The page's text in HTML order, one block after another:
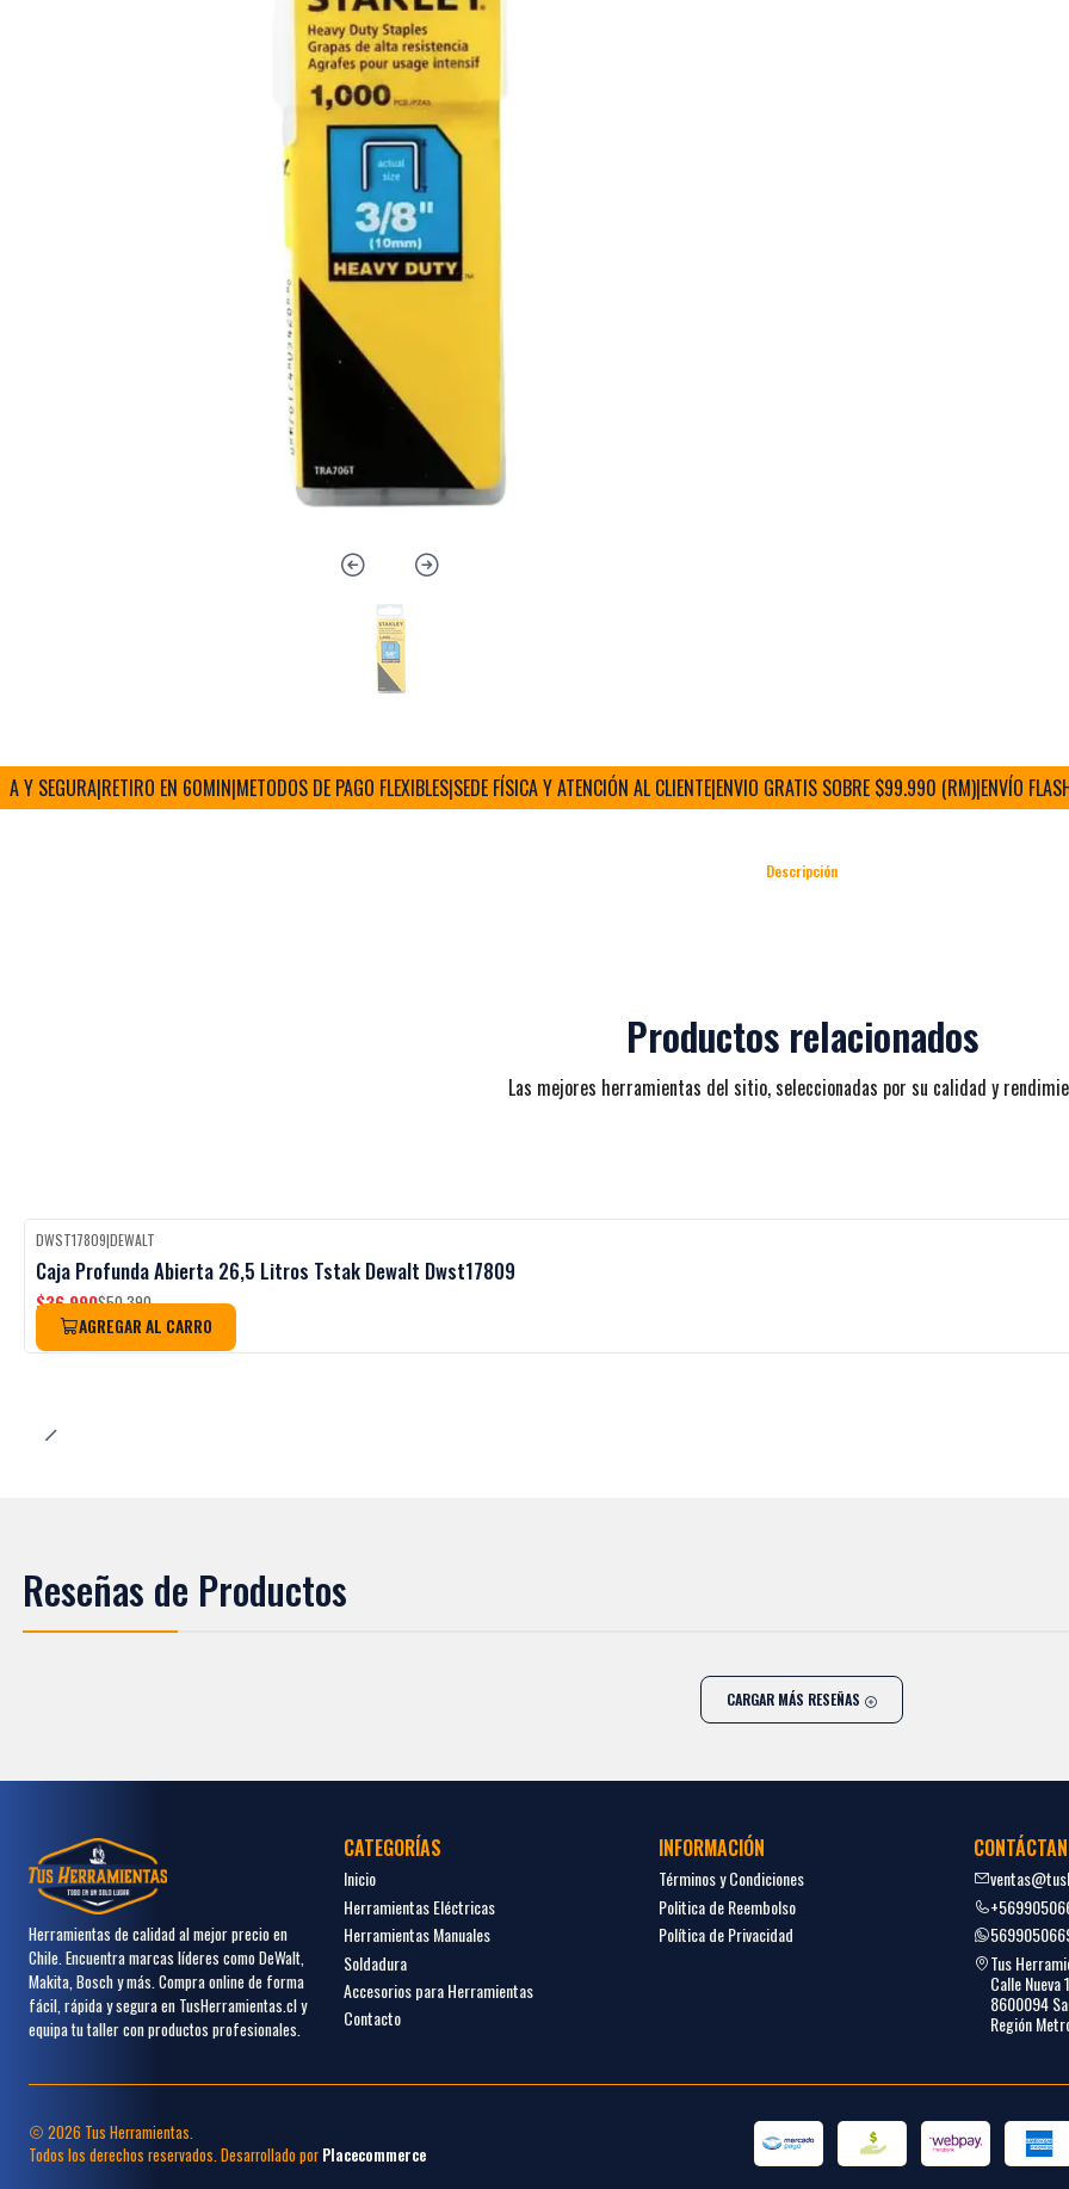
|RETIRO EN 60MIN|METODOS DE PAGO FLEXIBLES|SEDE FÍSICA Y ATENCIÓN AL CLIENTE|ENVIO GRATIS SOBRE $99.990 (RM) |ENVÍO FLASH
Descripción
Productos relacionados
Las mejores herramientas del sitio, seleccionadas por su calidad y
-27%OFF Black Week
DWST17809|DEWALT
Caja Profunda Abierta 26,5 Litros Tstak Dewalt Dwst17809
$36.990$50.390
AGREGAR AL CARRO
Reseñas de Productos
CARGAR MÁS RESEÑAS
Herramientas de calidad al mejor precio en
Chile. Encuentra marcas líderes como DeWalt,
Makita, Bosch y más. Compra online de forma
fácil, rápida y segura en TusHerramientas.cl y
equipa tu taller con productos profesionales.
CATEGORÍAS
Inicio
Herramientas Eléctricas
Herramientas Manuales
Soldadura
Accesorios para Herramientas
Contacto
INFORMACIÓN
Términos y Condiciones
Politica de Reembolso
Política de Privacidad
Tus
Calle Nueva
8600094
Región
2026 Tus Herramientas.
Todos los derechos reservados. Desarrollado por Placecommerce